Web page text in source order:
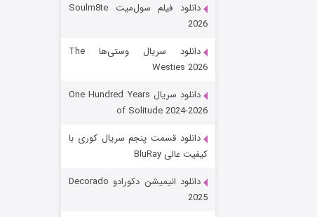
قسمت
باب اسفنجی فصل ۱۷
قسمت
دانلود فیلم سول‌میت Soulm8te
2026
دانلود سریال وستی‌ها The
Westies 2026
دانلود سریال One Hundred Years
of Solitude 2024-2026
دانلود قسمت پنجم سریال کوری با
کیفیت عالی BluRay
دانلود انیمیشن دکورادو Decorado
2025